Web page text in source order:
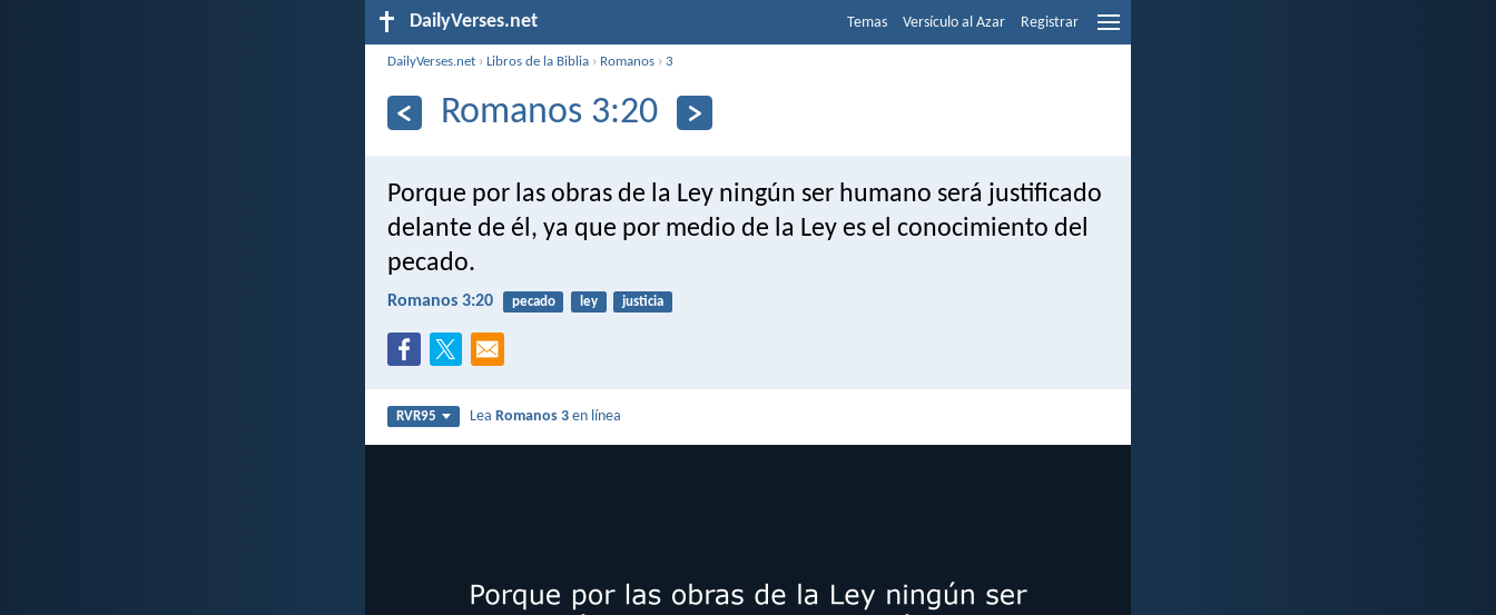
DailyVerses.net Temas Versículo al Azar Registrar
DailyVerses.net ›Libros de la Biblia › Romanos ›3
Romanos 3:20
Porque por las obras de la Ley ningún ser humano será justificado
delante de él, ya que por medio de la Ley es el conocimiento del
pecado.
Romanos 3:20 pecado ley justicia
RVR95 LeaRomanos 3 en línea